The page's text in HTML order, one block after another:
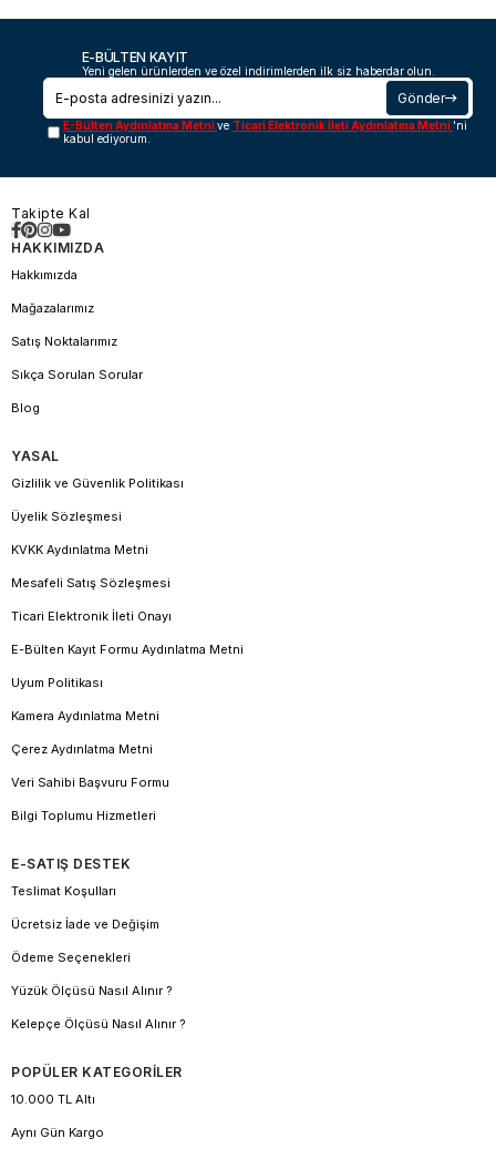
E-BÜLTEN KAYIT
Yeni gelen ürünlerden ve özel indirimlerden ilk siz haberdar olun.
Gönder
E-Bülten Aydınlatma Metnive Ticari Elektronik İleti Aydınlatma Metni 'ni
kabul ediyorum.
Takipte Kal
HAKKIMIZDA
Hakkımızda
Mağazalarımız
Satış Noktalarımız
Sıkça Sorulan Sorular
Blog
YASAL
Gizlilik ve Güvenlik Politikası
Üyelik Sözleşmesi
KVKK Aydınlatma Metni
Mesafeli Satış Sözleşmesi
Ticari Elektronik İleti Onayı
E-Bülten Kayıt Formu Aydınlatma Metni
Uyum Politikası
Kamera Aydınlatma Metni
Çerez Aydınlatma Metni
Veri Sahibi Başvuru Formu
Bilgi Toplumu Hizmetleri
E-SATIŞ DESTEK
Teslimat Koşulları
Ücretsiz İade ve Değişim
Ödeme Seçenekleri
Yüzük Ölçüsü Nasıl Alınır ?
Kelepçe Ölçüsü Nasıl Alınır ?
POPÜLER KATEGORİLER
10.000 TL Altı
Aynı Gün Kargo